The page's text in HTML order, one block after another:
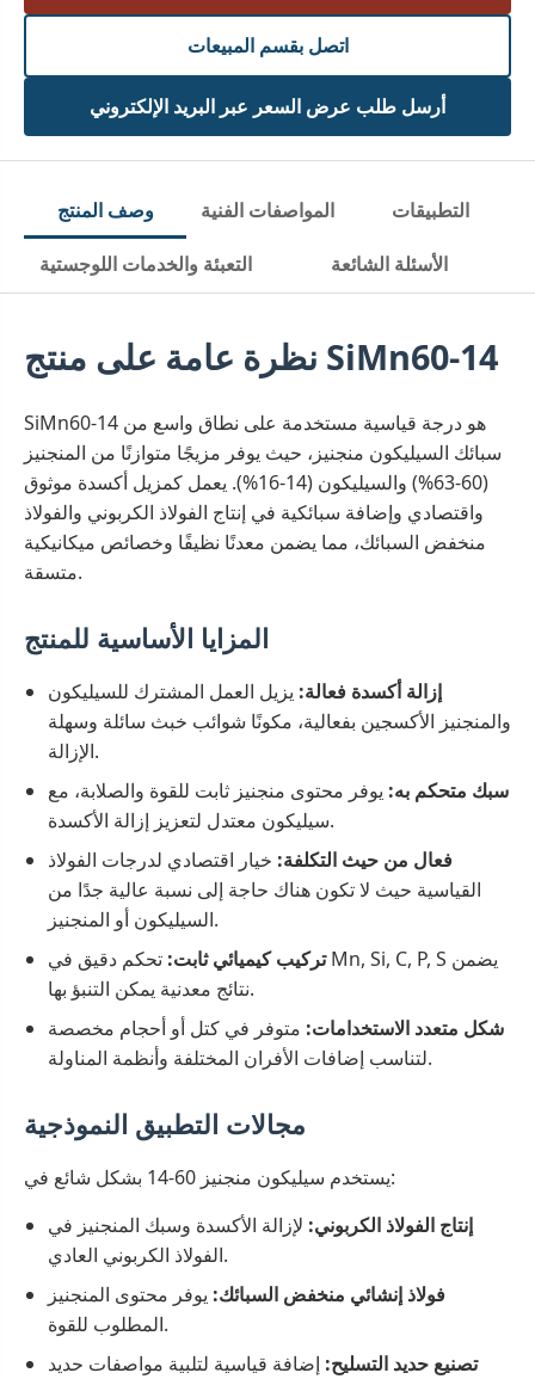
اتصل بقسم المبيعات
أرسل طلب عرض السعر عبر البريد الإلكتروني
وصف المنتج المواصفات الفنية التطبيقات
التعبئة والخدمات اللوجستية الأسئلة الشائعة
نظرة عامة على منتج SiMn60-14
SiMn60-14 هو درجة قياسية مستخدمة على نطاق واسع من
سبائك السيليكون منجنيز، حيث يوفر مزيجًا متوازنًا من المنجنيز
(60-63%) والسيليكون (14-16%). يعمل كمزيل أكسدة موثوق
واقتصادي وإضافة سبائكية في إنتاج الفولاذ الكربوني والفولاذ
منخفض السبائك، مما يضمن معدنًا نظيفًا وخصائص ميكانيكية
متسقة.
المزايا الأساسية للمنتج
إزالة أكسدة فعالة: يزيل العمل المشترك للسيليكون
والمنجنيز الأكسجين بفعالية، مكونًا شوائب خبث سائلة وسهلة
الإزالة.
سبك متحكم به: يوفر محتوى منجنيز ثابت للقوة والصلابة، مع
سيليكون معتدل لتعزيز إزالة الأكسدة.
فعال من حيث التكلفة: خيار اقتصادي لدرجات الفولاذ
القياسية حيث لا تكون هناك حاجة إلى نسبة عالية جدًا من
السيليكون أو المنجنيز.
تركيب كيميائي ثابت: تحكم دقيق في Mn, Si, C, P, S يضمن
نتائج معدنية يمكن التنبؤ بها.
شكل متعدد الاستخدامات: متوفر في كتل أو أحجام مخصصة
لتناسب إضافات الأفران المختلفة وأنظمة المناولة.
مجالات التطبيق النموذجية
يستخدم سيليكون منجنيز 60-14 بشكل شائع في:
إنتاج الفولاذ الكربوني: لإزالة الأكسدة وسبك المنجنيز في
الفولاذ الكربوني العادي.
فولاذ إنشائي منخفض السبائك: يوفر محتوى المنجنيز
المطلوب للقوة.
تصنيع حديد التسليح: إضافة قياسية لتلبية مواصفات حديد